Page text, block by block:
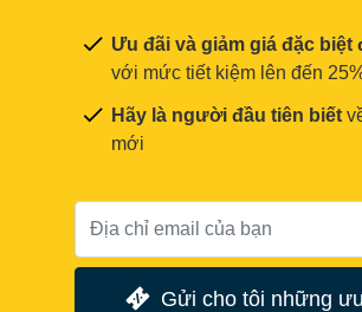
Ưu đãi và giảm giá đặc biệt
với mức tiết kiệm lên đến
Hãy là người đầu tiên biết
mới
Gửi cho tôi những